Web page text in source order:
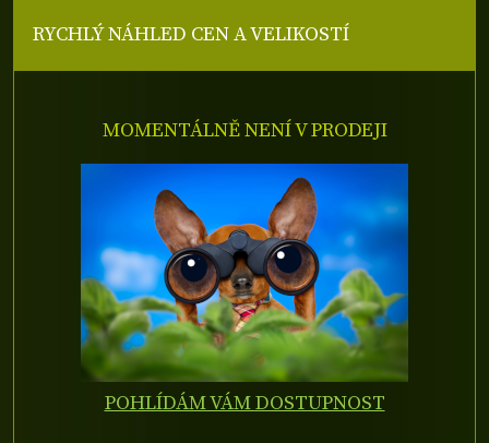
RYCHLÝ NÁHLED CEN A VELIKOSTÍ
MOMENTÁLNĚ NENÍ V PRODEJI
POHLÍDÁM VÁM DOSTUPNOST